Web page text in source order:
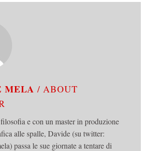
MELA/ ABOUT
e con un master in produzione
alle spalle, Davide (su twitter:
passa le sue giornate a tentare di